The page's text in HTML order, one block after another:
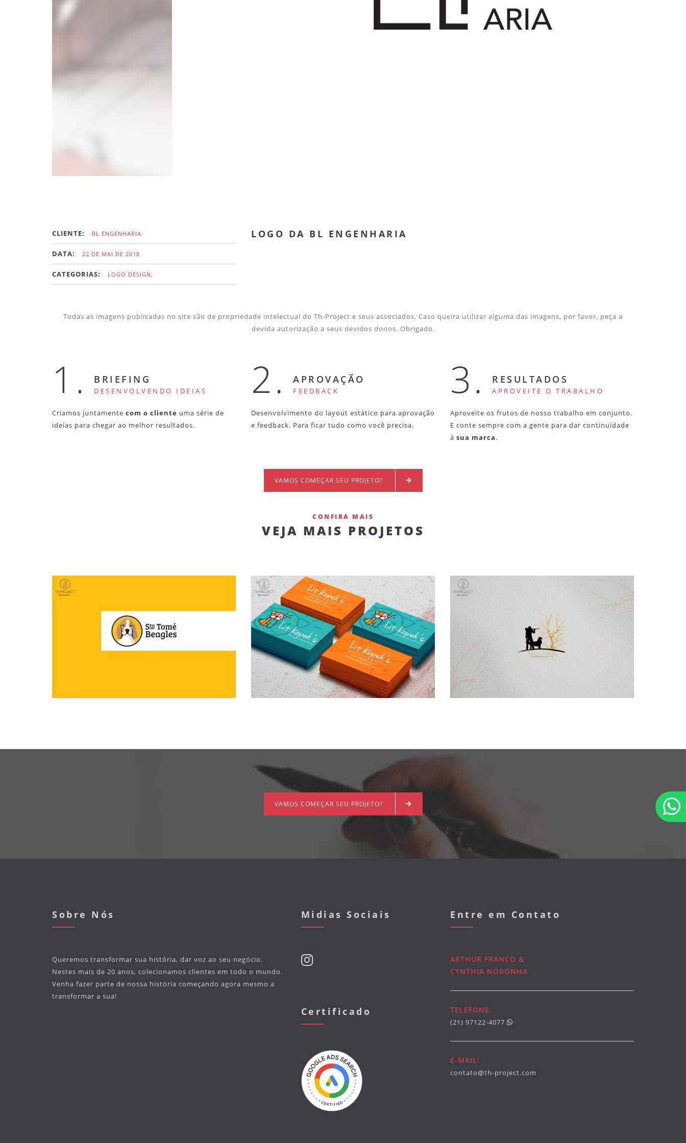
CLIENTE: BL ENGENHARIA
DATA: 22 DE MAI DE 2018
CATEGORIAS: LOGO DESIGN,
LOGO DA BL ENGENHARIA
Todas as imagens publicadas no site são de propriedade intelectual do Th-Project e seus associados. Caso queira utilizar alguma das imagens, por favor, peça a
devida autorização a seus devidos donos. Obrigado.
1. BRIEFING
DESENVOLVENDO IDEIAS
Criamos juntamente com o cliente uma série de
ideias para chegar ao melhor resultados.
2. APROVAÇÃO
FEEDBACK
Desenvolvimento do layout estático para aprovação
e feedback. Para ficar tudo como você precisa.
3. RESULTADOS
APROVEITE O TRABALHO
Aproveite os frutos de nosso trabalho em conjunto.
E conte sempre com a gente para dar continuidade
à sua marca.
VAMOS COMEÇAR SEU PROJETO?
CONFIRA MAIS
VEJA MAIS PROJETOS
STO TOMÉ BEAGLES LIT KOPEK'S TAILOR MADE GOLDENS
VAMOS COMEÇAR SEU PROJETO?
Sobre Nós
Queremos transformar sua história, dar voz ao seu negócio.
Nestes mais de 20 anos, colecionamos clientes em todo o mundo.
Venha fazer parte de nossa história começando agora mesmo a
transformar a sua!
Midias Sociais
Certificado
Entre em Contato
ARTHUR FRANCO &
CYNTHIA NORONHA
TELEFONE:
(21) 97122-4077
E-MAIL:
contato@th-project.com